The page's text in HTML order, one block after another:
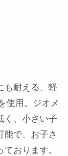
も耐える、軽
使用。ジオメ
く、小さい子
能で、お子さ
おります。